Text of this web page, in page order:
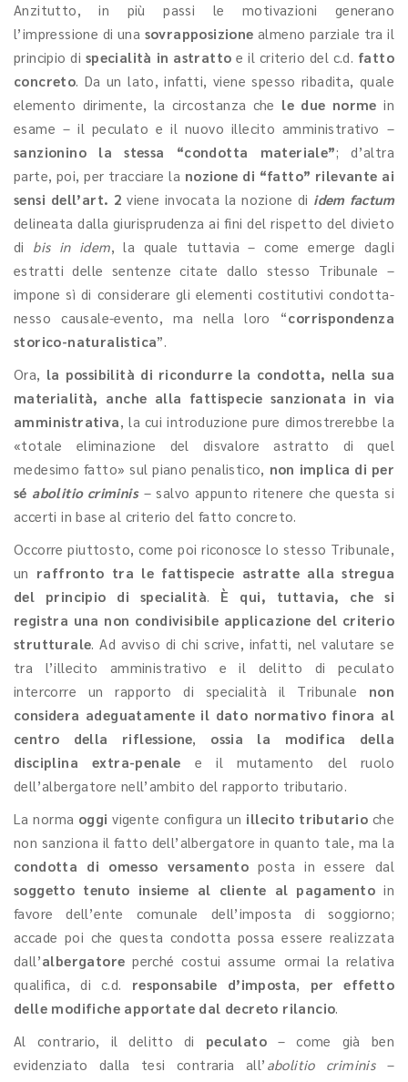
Anzitutto, in più passi le motivazioni generano
l’impressione di una sovrapposizione almeno parziale tra il
principio di specialità in astratto e il criterio del c.d. fatto
concreto. Da un lato, infatti, viene spesso ribadita, quale
elemento dirimente, la circostanza che le due norme in
esame – il peculato e il nuovo illecito amministrativo –
sanzionino la stessa “condotta materiale”; d’altra
parte, poi, per tracciare la nozione di “fatto” rilevante ai
sensi dell’art. 2 viene invocata la nozione di idem factum
delineata dalla giurisprudenza ai fini del rispetto del divieto
di bis in idem, la quale tuttavia – come emerge dagli
estratti delle sentenze citate dallo stesso Tribunale –
impone sì di considerare gli elementi costitutivi condotta-
nesso causale-evento, ma nella loro “corrispondenza
storico-naturalistica”.
Ora, la possibilità di ricondurre la condotta, nella sua
materialità, anche alla fattispecie sanzionata in via
amministrativa, la cui introduzione pure dimostrerebbe la
«totale eliminazione del disvalore astratto di quel
medesimo fatto» sul piano penalistico, non implica di per
sé abolitio criminis – salvo appunto ritenere che questa si
accerti in base al criterio del fatto concreto.
Occorre piuttosto, come poi riconosce lo stesso Tribunale,
un raffronto tra le fattispecie astratte alla stregua
del principio di specialità. È qui, tuttavia, che si
registra una non condivisibile applicazione del criterio
strutturale. Ad avviso di chi scrive, infatti, nel valutare se
tra l’illecito amministrativo e il delitto di peculato
intercorre un rapporto di specialità il Tribunale non
considera adeguatamente il dato normativo finora al
centro della riflessione, ossia la modifica della
disciplina extra-penale e il mutamento del ruolo
dell’albergatore nell’ambito del rapporto tributario.
La norma oggi vigente configura un illecito tributario che
non sanziona il fatto dell’albergatore in quanto tale, ma la
condotta di omesso versamentoposta in essere dal
soggetto tenuto insieme al cliente al pagamento in
favore dell’ente comunale dell’imposta di soggiorno;
accade poi che questa condotta possa essere realizzata
dall’albergatoreperché costui assume ormai la relativa
qualifica, di c.d. responsabile d’imposta, per effetto
delle modifiche apportate dal decreto rilancio.
Al contrario, il delitto di peculato– come già ben
evidenziato dalla tesi contraria all’ abolitio criminis–